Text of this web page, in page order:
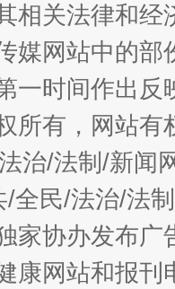
相关法律和
媒网站中的
一时间作出
所有，网站
治/法制/新闻
全民/法治/法
家协办发布
康网站和报